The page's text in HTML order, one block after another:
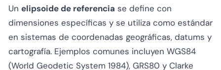
Un elipsoide de referencia se define con
dimensiones específicas y se utiliza como estándar
en sistemas de coordenadas geográficas, datums y
cartografía. Ejemplos comunes incluyen WGS84
(World Geodetic System 1984), GRS80 y Clarke